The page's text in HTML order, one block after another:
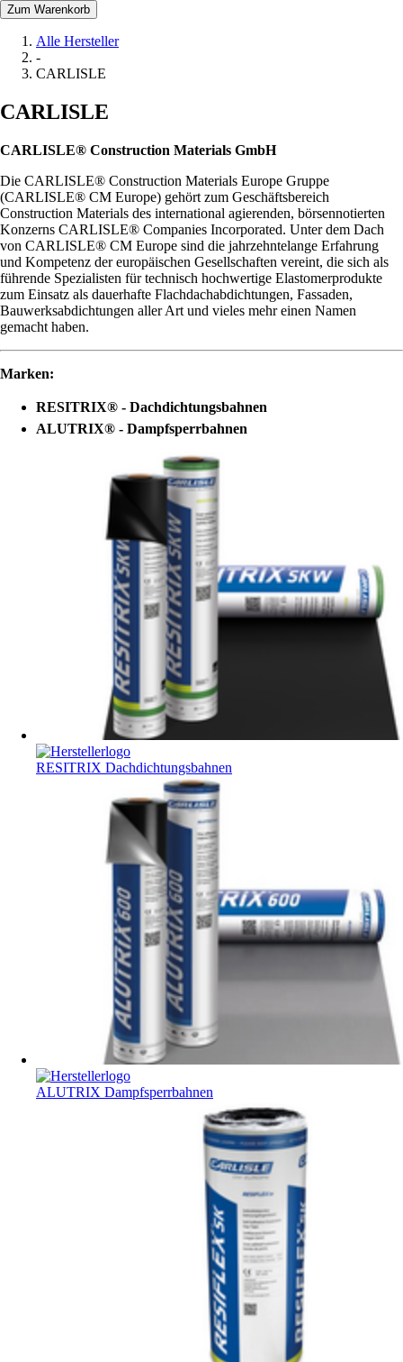
Zum Warenkorb
Alle Hersteller
-
CARLISLE
CARLISLE
CARLISLE® Construction Materials GmbH
Die CARLISLE® Construction Materials Europe Gruppe
(CARLISLE® CM Europe) gehört zum Geschäftsbereich
Construction Materials des international agierenden, börsennotierten
Konzerns CARLISLE® Companies Incorporated. Unter dem Dach
von CARLISLE® CM Europe sind die jahrzehntelange Erfahrung
und Kompetenz der europäischen Gesellschaften vereint, die sich als
führende Spezialisten für technisch hochwertige Elastomerprodukte
zum Einsatz als dauerhafte Flachdachabdichtungen, Fassaden,
Bauwerksabdichtungen aller Art und vieles mehr einen Namen
gemacht haben.
Marken:
RESITRIX® - Dachdichtungsbahnen
ALUTRIX® - Dampfsperrbahnen
RESITRIX Dachdichtungsbahnen
ALUTRIX Dampfsperrbahnen